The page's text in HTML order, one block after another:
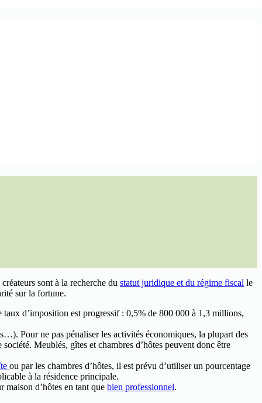
sont à la recherche du statut juridique et du régime fiscal le
sur la fortune.
d’imposition est progressif : 0,5% de 800 000 à 1,3 millions,
Pour ne pas pénaliser les activités économiques, la plupart des
Meublés, gîtes et chambres d’hôtes peuvent donc être
ou par les chambres d’hôtes, il est prévu d’utiliser un pourcentage
à la résidence principale.
maison d’hôtes en tant que bien professionnel.